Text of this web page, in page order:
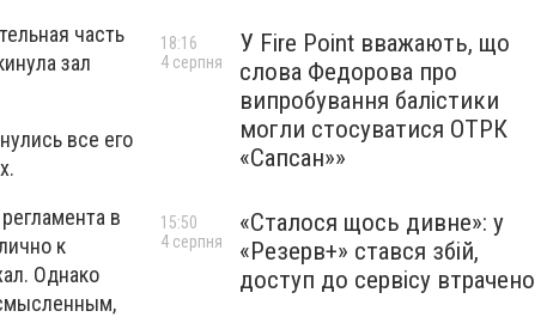
часть
зал
все его
в
к
Однако
У Fire Point вважають, що
слова Федорова про
випробування балістики
могли стосуватися ОТРК
«Сапсан»»
18:16
4 серпня
«Сталося щось дивне»: у
«Резерв+» стався збій,
доступ до сервісу втрачено
15:50
4 серпня